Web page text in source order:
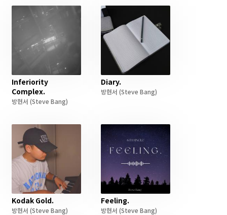
Inferiority
Complex.
방현서 (Steve Bang)
Diary.
방현서 (Steve Bang)
Kodak Gold.
방현서 (Steve Bang)
Feeling.
방현서 (Steve Bang)